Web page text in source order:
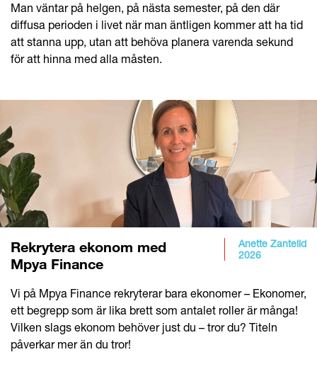
Man väntar på helgen, på nästa semester, på den där
diffusa perioden i livet när man äntligen kommer att ha tid
att stanna upp, utan att behöva planera varenda sekund
för att hinna med alla måsten.
Anette Zantelid
2026
Rekrytera ekonom med
Mpya Finance
Vi på Mpya Finance rekryterar bara ekonomer – Ekonomer,
ett begrepp som är lika brett som antalet roller är många!
Vilken slags ekonom behöver just du – tror du? Titeln
påverkar mer än du tror!